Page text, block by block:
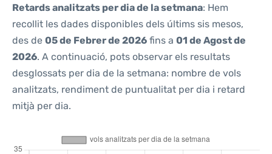
Retards analitzats per dia de la setmana: Hem
recollit les dades disponibles dels últims sis mesos,
des de 05 de Febrer de 2026 fins a 01 de Agost de
2026. A continuació, pots observar els resultats
desglossats per dia de la setmana: nombre de vols
analitzats, rendiment de puntualitat per dia i retard
mitjà per dia.